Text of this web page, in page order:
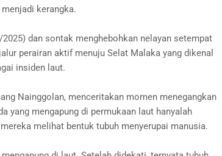
kerangka.
dan sontak menghebohkan nelayan setempat
perairan aktif menuju Selat Malaka yang dikenal
insiden laut.
Nainggolan, menceritakan momen menegangkan
yang mengapung di permukaan laut hanyalah
melihat bentuk tubuh menyerupai manusia.